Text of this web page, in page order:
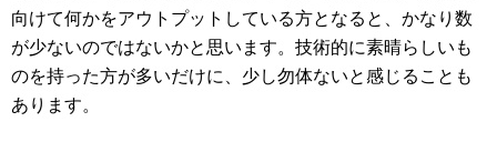
向けて何かをアウトプットしている方となると、かなり数
が少ないのではないかと思います。技術的に素晴らしいも
のを持った方が多いだけに、少し勿体ないと感じることも
あります。